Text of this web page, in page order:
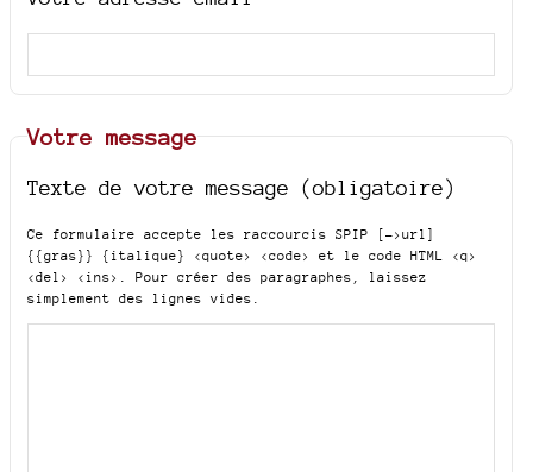
Votre message
Texte de votre message (obligatoire)
Ce formulaire accepte les raccourcis SPIP
[->url]
{{gras}} {italique} <quote> <code>
et le code HTML <q>
<del> <ins> . Pour créer des paragraphes, laissez
simplement des lignes vides.